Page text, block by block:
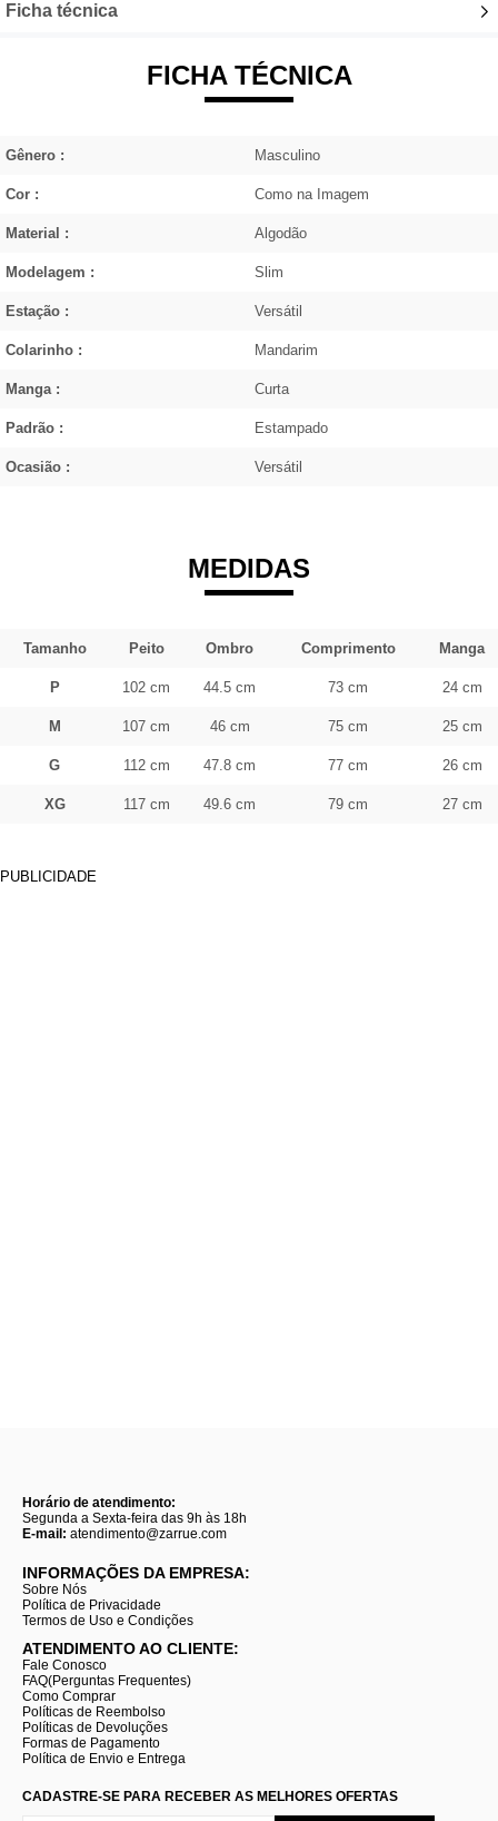
Ficha técnica
FICHA TÉCNICA
Gênero : Masculino
Cor : Como na Imagem
Material : Algodão
Modelagem : Slim
Estação : Versátil
Colarinho : Mandarim
Manga : Curta
Padrão : Estampado
Ocasião : Versátil
MEDIDAS
Tamanho Peito Ombro Comprimento Manga
P 102 cm 44.5 cm 73 cm 24 cm
M 107 cm 46 cm 75 cm 25 cm
G 112 cm 47.8 cm 77 cm 26 cm
XG 117 cm 49.6 cm 79 cm 27 cm
PUBLICIDADE
Horário de atendimento:
Segunda a Sexta-feira das 9h às 18h
E-mail: atendimento@zarrue.com
INFORMAÇÕES DA EMPRESA:
Sobre Nós
Política de Privacidade
Termos de Uso e Condições
ATENDIMENTO AO CLIENTE:
Fale Conosco
FAQ(Perguntas Frequentes)
Como Comprar
Políticas de Reembolso
Políticas de Devoluções
Formas de Pagamento
Política de Envio e Entrega
CADASTRE-SE PARA RECEBER AS MELHORES OFERTAS